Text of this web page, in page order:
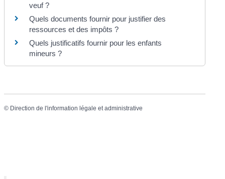
veuf ?
Quels documents fournir pour justifier des
ressources et des impôts ?
Quels justificatifs fournir pour les enfants
mineurs ?
© Direction de l'information légale et administrative